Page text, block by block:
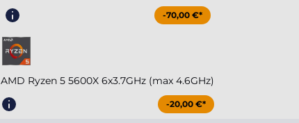
-70,00 €*
AMD Ryzen 5 5600X 6x3.7GHz (max 4.6GHz)
-20,00 €*